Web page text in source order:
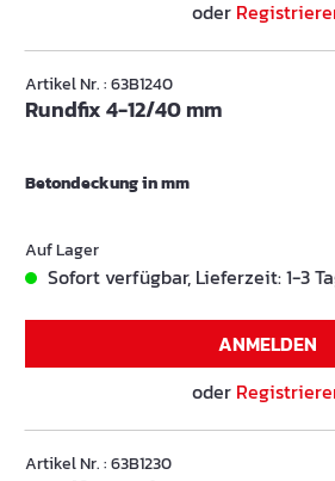
oder
Artikel Nr. : 63B1240
Rundfix 4-12/40 mm
Betondeckung in mm
Auf Lager
Sofort verfügbar, Lieferzeit: 1-3
ANMELDEN
oder
Artikel Nr. : 63B1230